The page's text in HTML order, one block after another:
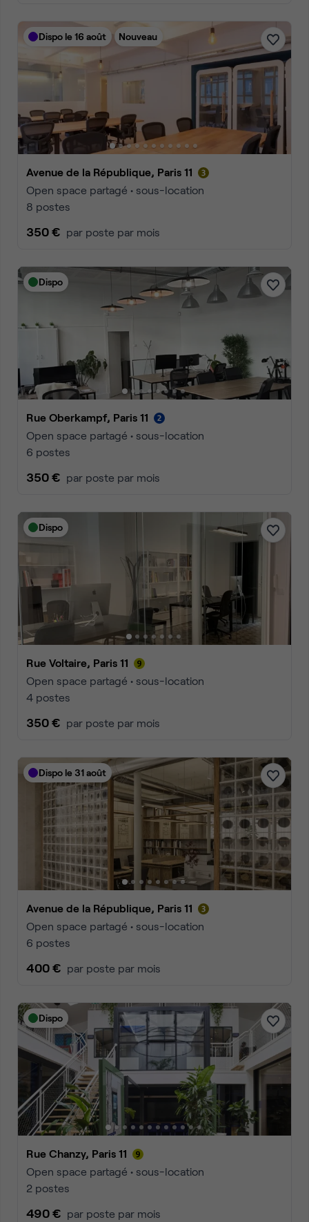
Dispo le 16 août Nouveau
Avenue de la République, Paris 11
Open space partagé • sous-location
8 postes
350 € par poste par mois
Dispo
Rue Oberkampf, Paris 11
Open space partagé • sous-location
6 postes
350 € par poste par mois
Dispo
Rue Voltaire, Paris 11
Open space partagé • sous-location
4 postes
350 € par poste par mois
Dispo le 31 août
Avenue de la République, Paris 11
Open space partagé • sous-location
6 postes
400 € par poste par mois
Dispo
Rue Chanzy, Paris 11
Open space partagé • sous-location
2 postes
490 € par poste par mois